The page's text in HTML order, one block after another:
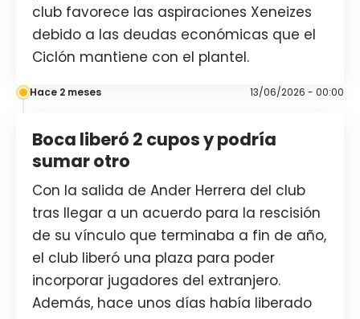
club favorece las aspiraciones Xeneizes
debido a las deudas económicas que el
Ciclón mantiene con el plantel.
Hace 2 meses 13/06/2026 - 00:00
Boca liberó 2 cupos y podría
sumar otro
Con la salida de Ander Herrera del club
tras llegar a un acuerdo para la rescisión
de su vínculo que terminaba a fin de año,
el club liberó una plaza para poder
incorporar jugadores del extranjero.
Además, hace unos días había liberado